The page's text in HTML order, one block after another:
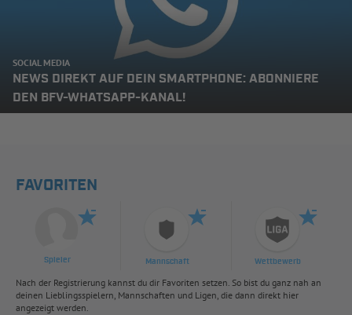
SOCIAL MEDIA
NEWS DIREKT AUF DEIN SMARTPHONE: ABONNIERE
DEN BFV-WHATSAPP-KANAL!
FAVORITEN
Spieler Mannschaft Wettbewerb
Nach der Registrierung kannst du dir Favoriten setzen. So bist du ganz nah an
deinen Lieblingsspielern, Mannschaften und Ligen, die dann direkt hier
angezeigt werden.